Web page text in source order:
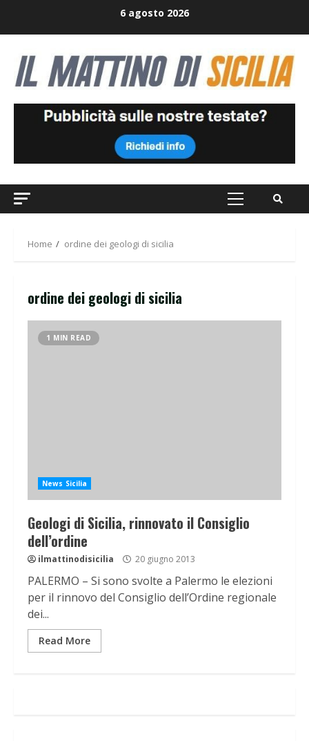
6 agosto 2026
Primary
Home ordine dei geologi di sicilia
ordine dei geologi di sicilia
1 MIN READ
News Sicilia
Geologi di Sicilia, rinnovato il Consiglio
dell’ordine
ilmattinodisicilia 20 giugno 2013
PALERMO – Si sono svolte a Palermo le elezioni
per il rinnovo del Consiglio dell’Ordine regionale
dei...
Read More